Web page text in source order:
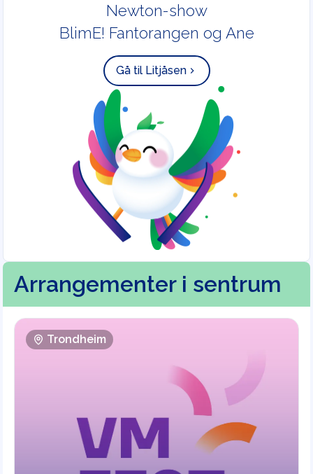
Newton-show
Gå til Litjåsen
Arrangementer i sentrum
Trondheim